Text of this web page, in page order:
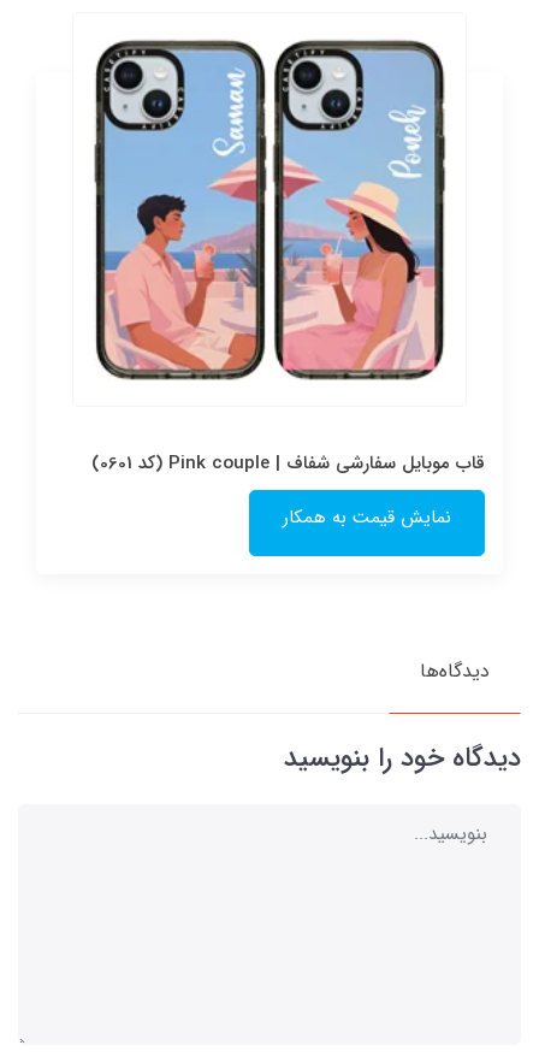
قاب موبایل سفارشی شفاف | Pink couple (کد 0601)
نمایش قیمت به همکار
دیدگاه‌ها
دیدگاه خود را بنویسید